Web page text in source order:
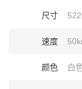
尺寸
速度
颜色 白